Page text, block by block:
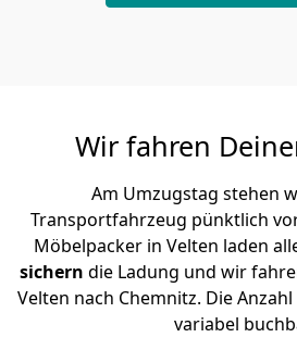
Wir fahren
Am Umzugstag stehen
Transportfahrzeug pünktlich
Möbelpacker in Velten laden
sichern die Ladung und wir
Velten nach Chemnitz. Die
variabel